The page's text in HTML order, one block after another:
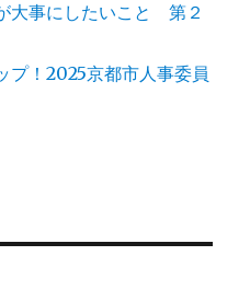
大事にしたいこと 第２
プ！2025京都市人事委員